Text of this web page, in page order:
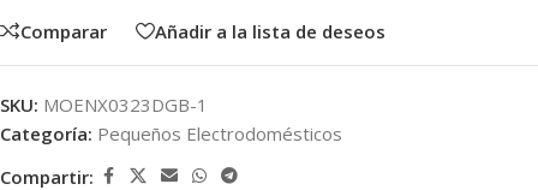
Comparar
Añadir a la lista de deseos
SKU: MOENX0323DGB-1
Categoría: Pequeños Electrodomésticos
Compartir: